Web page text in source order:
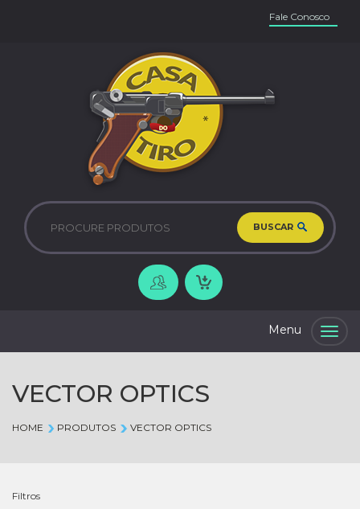
Fale Conosco
BUSCAR
VECTOR OPTICS
HOME PRODUTOS VECTOR OPTICS
Filtros